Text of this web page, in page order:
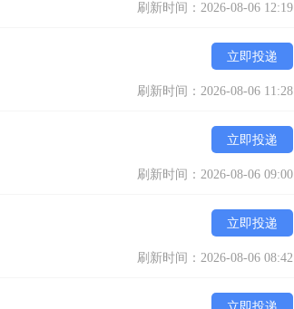
刷新时间：2026-08-06 12:19
立即投递
刷新时间：2026-08-06 11:28
立即投递
刷新时间：2026-08-06 09:00
立即投递
刷新时间：2026-08-06 08:42